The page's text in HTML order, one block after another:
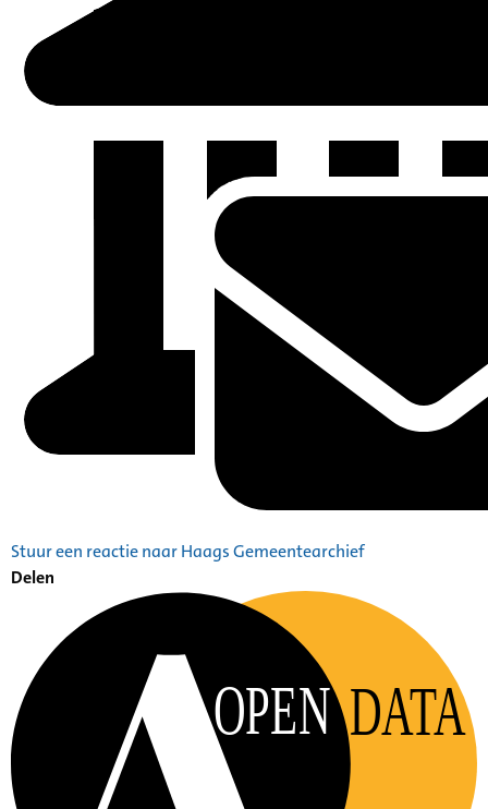
Stuur een reactie naar Haags Gemeentearchief
Delen
OPEN DATA